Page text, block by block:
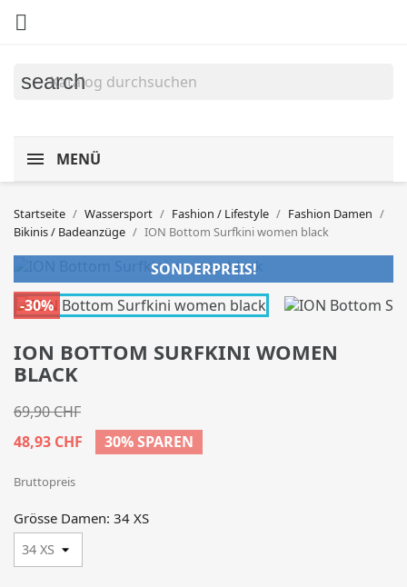

search
MENÜ
Startseite Wassersport Fashion / Lifestyle
Fashion Damen
Bikinis / Badeanzüge
ION Bottom Surfkini women black
SONDERPREIS!
-30%
ION BOTTOM SURFKINI WOMEN
BLACK
69,90 CHF
48,93 CHF
30% SPAREN
Bruttopreis
Grösse Damen: 34 XS